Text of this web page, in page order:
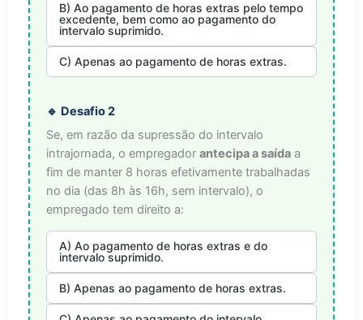
B) Ao pagamento de horas extras pelo tempo
excedente, bem como ao pagamento do
intervalo suprimido.
C) Apenas ao pagamento de horas extras.
🔹 Desafio 2
Se, em razão da supressão do intervalo
intrajornada, o empregador antecipa a saída a
fim de manter 8 horas efetivamente trabalhadas
no dia (das 8h às 16h, sem intervalo), o
empregado tem direito a:
A) Ao pagamento de horas extras e do
intervalo suprimido.
B) Apenas ao pagamento de horas extras.